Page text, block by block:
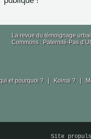
La revue du témoignage
Commons : Paternité-Pas
et pourquoi ? | Koinai ? |
Site